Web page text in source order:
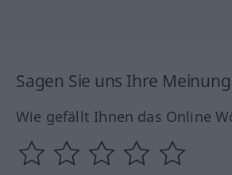
Sagen Sie uns Ihre
Wie gefällt Ihnen das Online